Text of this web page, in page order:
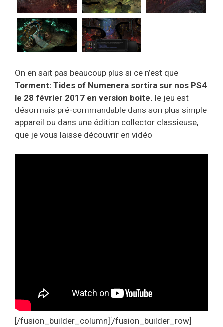
On en sait pas beaucoup plus si ce n’est que
Torment: Tides of Numenera sortira sur nos PS4
le 28 février 2017 en version boite. le jeu est
désormais pré-commandable dans son plus simple
appareil ou dans une édition collector classieuse,
que je vous laisse découvrir en vidéo
[/fusion_builder_column][/fusion_builder_row]